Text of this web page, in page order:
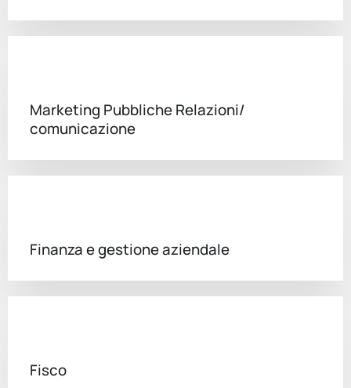
Marketing Pubbliche Relazioni/
comunicazione
Finanza e gestione aziendale
Fisco